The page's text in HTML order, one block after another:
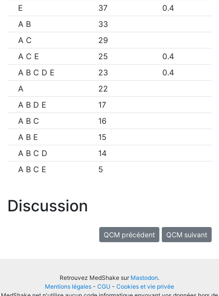
E
37
0.4
A B
33
A C
29
A C E
25
0.4
A B C D E
23
0.4
A
22
A B D E
17
A B C
16
A B E
15
A B C D
14
A B C E
5
Discussion
QCM précédent QCM suivant
Retrouvez MedShake sur Mastodon.
Mentions légales - CGU - Cookies et vie privée